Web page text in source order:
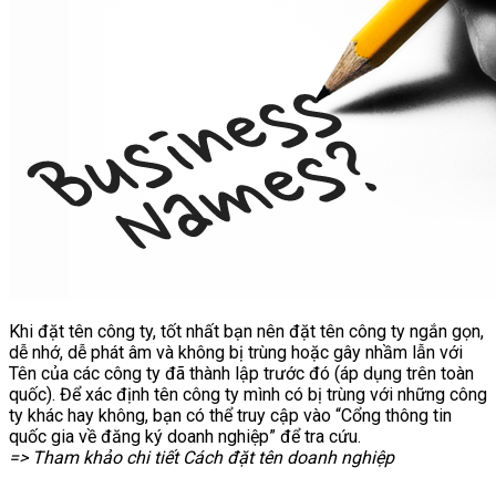
Khi đặt tên công ty, tốt nhất bạn nên đặt tên công ty ngắn gọn,
dễ nhớ, dễ phát âm và không bị trùng hoặc gây nhầm lẫn với
Tên của các công ty đã thành lập trước đó (áp dụng trên toàn
quốc). Để xác định tên công ty mình có bị trùng với những công
ty khác hay không, bạn có thể truy cập vào “Cổng thông tin
quốc gia về đăng ký doanh nghiệp” để tra cứu.
=> Tham khảo chi tiết Cách đặt tên doanh nghiệp